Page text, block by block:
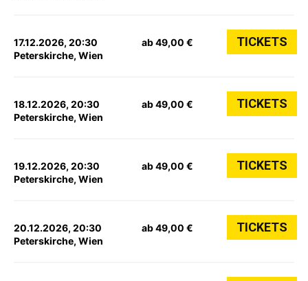
17.12.2026, 20:30
Peterskirche, Wien
ab 49,00 € TICKETS
18.12.2026, 20:30
Peterskirche, Wien
ab 49,00 € TICKETS
19.12.2026, 20:30
Peterskirche, Wien
ab 49,00 € TICKETS
20.12.2026, 20:30
Peterskirche, Wien
ab 49,00 € TICKETS